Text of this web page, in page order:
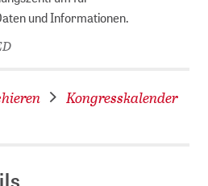
und Informationen.
Kongresskalender